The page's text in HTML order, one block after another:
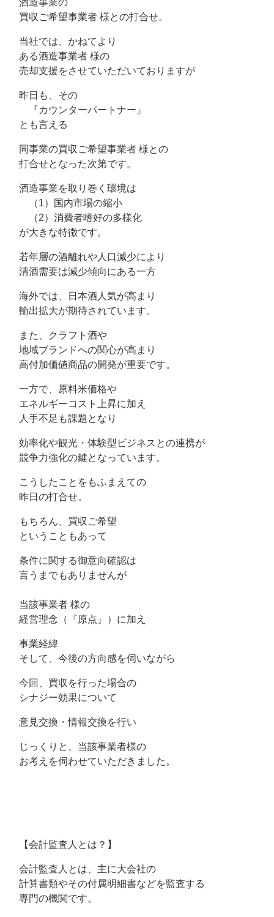
酒造事業の
買収ご希望事業者 様との打合せ。
当社では、かねてより
ある酒造事業者 様の
売却支援をさせていただいておりますが
昨日も、その
『カウンターパートナー』
とも言える
同事業の買収ご希望事業者 様との
打合せとなった次第です。
酒造事業を取り巻く環境は
（1）国内市場の縮小
（2）消費者嗜好の多様化
が大きな特徴です。
若年層の酒離れや人口減少により
清酒需要は減少傾向にある一方
海外では、日本酒人気が高まり
輸出拡大が期待されています。
また、クラフト酒や
地域ブランドへの関心が高まり
高付加価値商品の開発が重要です。
一方で、原料米価格や
エネルギーコスト上昇に加え
人手不足も課題となり
効率化や観光・体験型ビジネスとの連携が
競争力強化の鍵となっています。
こうしたことをもふまえての
昨日の打合せ。
もちろん、買収ご希望
ということもあって
条件に関する御意向確認は
言うまでもありませんが
当該事業者 様の
経営理念（『原点』）に加え
事業経緯
そして、今後の方向感を伺いながら
今回、買収を行った場合の
シナジー効果について
意見交換・情報交換を行い
じっくりと、当該事業者様の
お考えを伺わせていただきました。
【会計監査人とは？】
会計監査人とは、主に大会社の
計算書類やその付属明細書などを監査する
専門の機関です。